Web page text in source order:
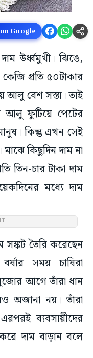
Google
উর্ধ্বমুখী। ঝিঙে,
প্রতি ৫০টাকার
আলু বেশ সস্তা। তাই
আলু ফুটিয়ে পেটের
কিন্তু এখন সেই
কিছুদিন দাম না
তিন-চার টাকা দাম
মধ্যে দাম
সঙ্কট তৈরি করেছেন
সময় চাষিরা
আগে তাঁরা ধান
অজানা নয়। তাঁরা
ব্যবসায়ীদের
দাম বাড়ান বলে